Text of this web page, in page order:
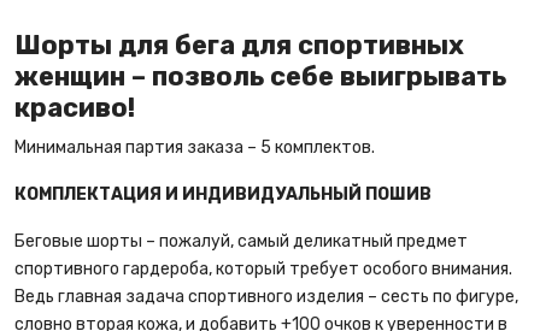
Шорты для бега для спортивных
женщин – позволь себе выигрывать
красиво!
Минимальная партия заказа – 5 комплектов.
КОМПЛЕКТАЦИЯ И ИНДИВИДУАЛЬНЫЙ ПОШИВ
Беговые шорты – пожалуй, самый деликатный предмет
спортивного гардероба, который требует особого внимания.
Ведь главная задача спортивного изделия – сесть по фигуре,
словно вторая кожа, и добавить +100 очков к уверенности в